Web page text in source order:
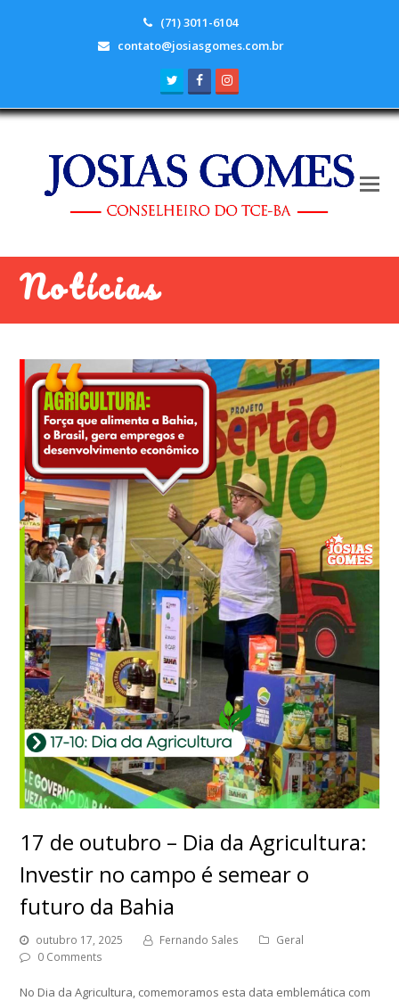
(71) 3011-6104
contato@josiasgomes.com.br
TwitterFacebook
Notícias
17 de outubro – Dia da Agricultura:
Investir no campo é semear o
futuro da Bahia
outubro 17, 2025 Fernando Sales
Geral
0 Comments
No Dia da Agricultura, comemoramos esta data emblemática com